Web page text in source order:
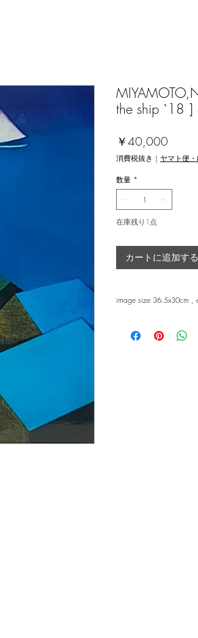
the ship `18 ]
￥40,000
格
消費税抜き | ヤマト便
数量 *
在庫残り1点
カートに追加する
image size 36.5x30cm ,